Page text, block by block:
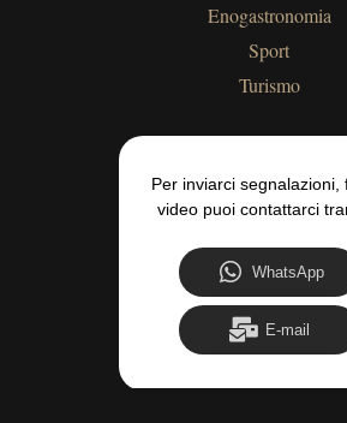
Enogastronomia
Sport
Turismo
Per inviarci segnalazioni,
video puoi contattarci
WhatsApp
E-mail